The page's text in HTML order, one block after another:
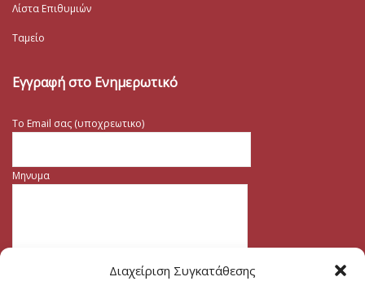
Διαχείριση Συγκατάθεσης
Λίστα Επιθυμιών
Ταμείο
Εγγραφή στο Ενημερωτικό
Το Email σας (υποχρεωτικο)
Μηνυμα